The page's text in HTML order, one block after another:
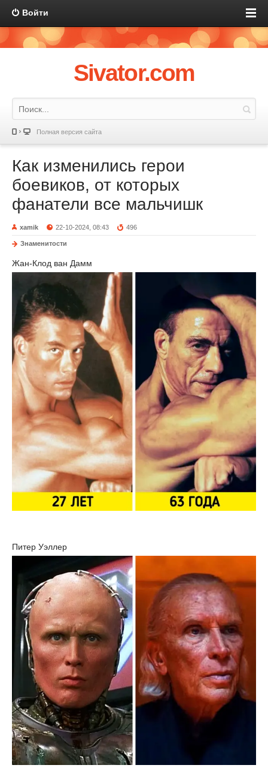
Войти
Sivator.com
Полная версия сайта
Как изменились герои
боевиков, от которых
фанатели все мальчишк
xamik 22-10-2024, 08:43 496
Знаменитости
Жан-Клод ван Дамм
Питер Уэллер